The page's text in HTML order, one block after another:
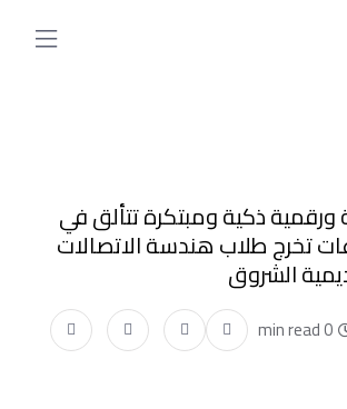
ورقمية ذكية ومبتكرة تتألق في
تخرج طلاب هندسة الاتصالات
الشروق
0 min read